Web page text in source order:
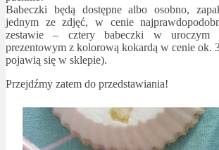
Babeczki będą dostępne albo osobno,
jednym ze zdjęć, w cenie
zestawie – cztery babeczki w uroczym
prezentowym z kolorową kokardą w cenie ok.
pojawią się w sklepie).
Przejdźmy zatem do przedstawiania!